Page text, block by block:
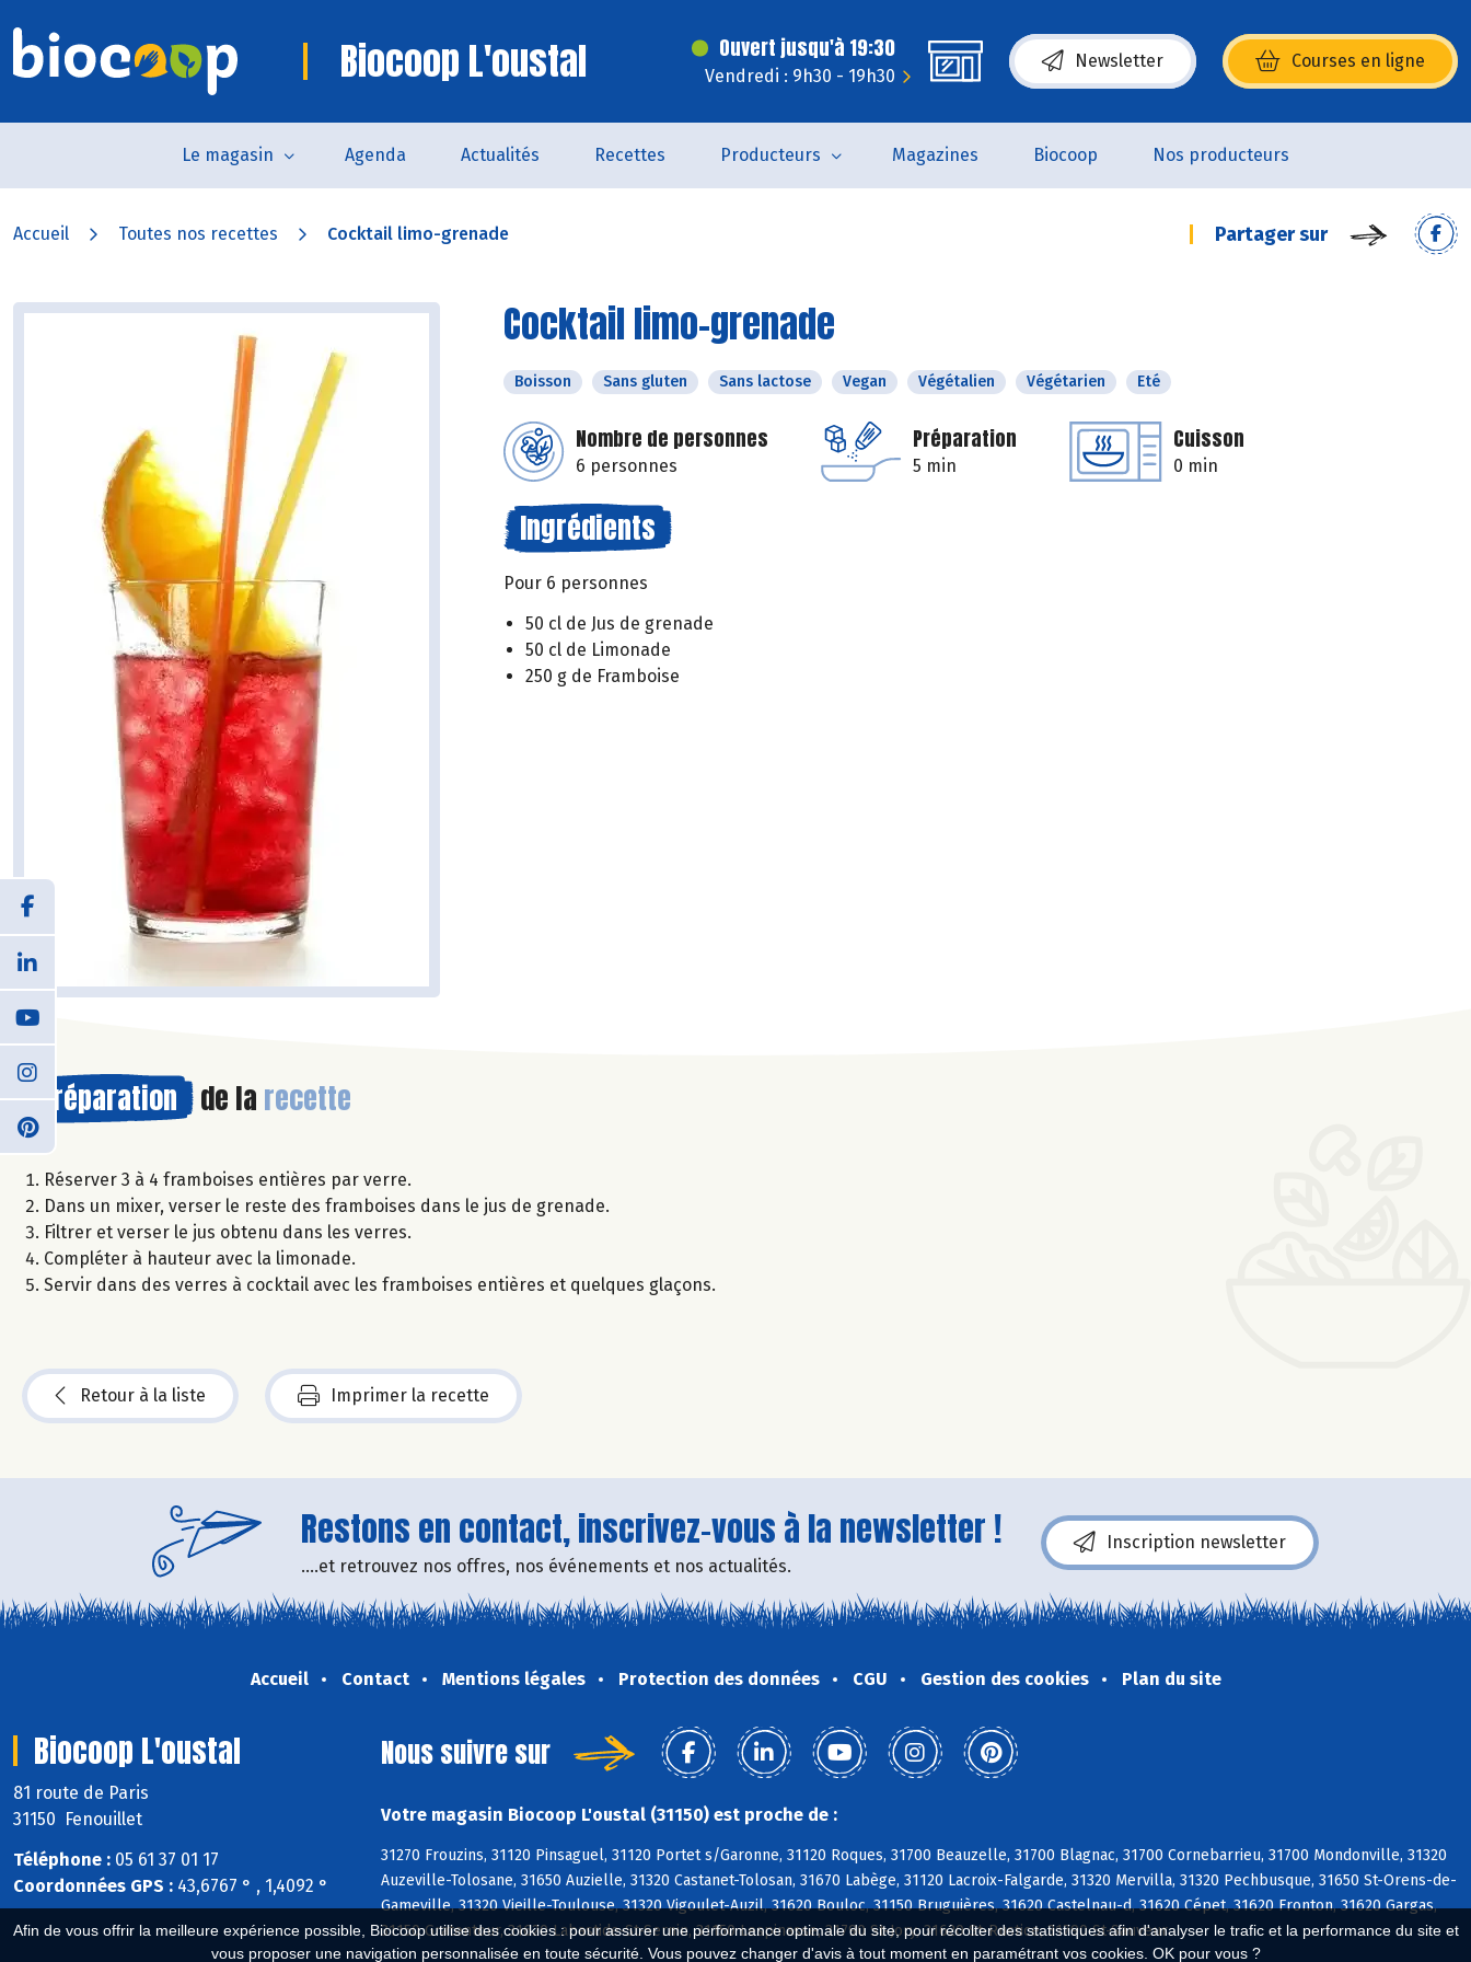
Afin de vous offrir la meilleure expérience possible, Biocoop utilise des cookies : pour assurer une performance optimale du site, pour récolter des statistiques afin d'analyser le trafic et la performance du site et
vous proposer une navigation personnalisée en toute sécurité. Vous pouvez changer d'avis à tout moment en paramétrant vos cookies. OK pour vous ?
Biocoop L'oustal Ouvert jusqu'à 19:30
Vendredi : 9h30 - 19h30
Newsletter Courses en ligne
(s’ouvre dans une nouvelle fenêtre)
Le magasin Agenda Actualités Recettes Producteurs Magazines Biocoop Nos producteurs
Accueil Toutes nos recettes Cocktail limo-grenade Partager sur
Cocktail limo-grenade
Boisson Sans gluten Sans lactose Vegan Végétalien Végétarien Eté
Nombre de personnes
6 personnes
Préparation
5 min
Cuisson
0 min
Ingrédients
Pour 6 personnes
50 cl de Jus de grenade
50 cl de Limonade
250 g de Framboise
Préparation de la recette
Réserver 3 à 4 framboises entières par verre.
Dans un mixer, verser le reste des framboises dans le jus de grenade.
Filtrer et verser le jus obtenu dans les verres.
Compléter à hauteur avec la limonade.
Servir dans des verres à cocktail avec les framboises entières et quelques glaçons.
Retour à la liste Imprimer la recette
Restons en contact, inscrivez-vous à la newsletter !
....et retrouvez nos offres, nos événements et nos actualités.
Inscription newsletter
Accueil Contact Mentions légales Protection des données CGU Gestion des cookies Plan du site
Biocoop L'oustal
81 route de Paris
31150 Fenouillet
Téléphone : 05 61 37 01 17
Coordonnées GPS : 43,6767 ° , 1,4092 °
Nous suivre sur
Votre magasin Biocoop L'oustal (31150) est proche de :
31270 Frouzins, 31120 Pinsaguel, 31120 Portet s/Garonne, 31120 Roques, 31700 Beauzelle, 31700 Blagnac, 31700 Cornebarrieu, 31700 Mondonville, 31320
Auzeville-Tolosane, 31650 Auzielle, 31320 Castanet-Tolosan, 31670 Labège, 31120 Lacroix-Falgarde, 31320 Mervilla, 31320 Pechbusque, 31650 St-Orens-de-
Gameville, 31320 Vieille-Toulouse, 31320 Vigoulet-Auzil, 31620 Bouloc, 31150 Bruguières, 31620 Castelnau-d, 31620 Cépet, 31620 Fronton, 31620 Gargas,
31150 Gratentour, 31620 Labastide-St-Sernin, 31150 Lespinasse, 31790 St-Jory, 31620 St-Rustice, 31790 St-Sauveur